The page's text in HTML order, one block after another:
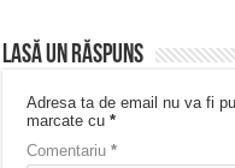
Lasă un răspuns
Adresa ta de email nu va fi
marcate cu*
Comentariu*